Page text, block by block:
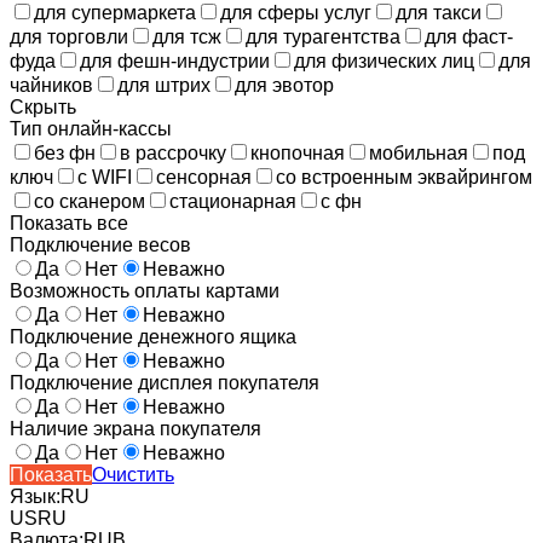
для супермаркета
для сферы услуг
для такси
для торговли
для тсж для турагентства
для фаст-
фуда
для фешн-индустрии для физических лиц
для
чайников
для штрих
для эвотор
Скрыть
Тип онлайн-кассы
без фн
в рассрочку кнопочная мобильная
под
ключ
с WIFI сенсорная
со встроенным эквайрингом
со сканером
стационарная
с фн
Показать все
Подключение весов
Да
Нет
Неважно
Возможность оплаты картами
Да
Нет
Неважно
Подключение денежного ящика
Да
Нет
Неважно
Подключение дисплея покупателя
Да
Нет
Неважно
Наличие экрана покупателя
Да
Нет
Неважно
ПоказатьОчистить
Язык:RU
USRU